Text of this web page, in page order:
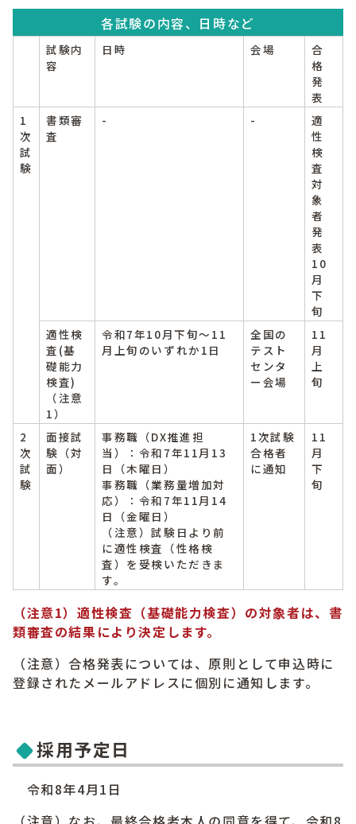
各試験の内容、日時など
試験内
容
日時 会場
合
格
発
表
1
次
試
験
書類審
査
- -
適
性
検
査
対
象
者
発
表
10
月
下
旬
適性検
査(基
礎能力
検査)
（注意
1）
令和7年10月下旬～11
月上旬のいずれか1日
全国の
テスト
センタ
ー会場
11
月
上
旬
2
次
試
験
面接試
験（対
面）
事務職（DX推進担
当）：令和7年11月13
日（木曜日）
事務職（業務量増加対
応）：令和7年11月14
日（金曜日）
（注意）試験日より前
に適性検査（性格検
査）を受検いただきま
す。
1次試験
合格者
に通知
11
月
下
旬
（注意1）適性検査（基礎能力検査）の対象者は、書
類審査の結果により決定します。
（注意）合格発表については、原則として申込時に
登録されたメールアドレスに個別に通知します。
採用予定日
令和8年4月1日